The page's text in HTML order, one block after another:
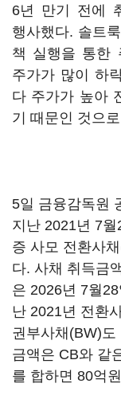
6년 만기 전에
행사했다. 솔트
책 실행을 통한
주가가 많이 하
다 주가가 높아
기 때문인 것으
5일 금융감독원
지난 2021년 7
증 사모 전환사
다. 사채 취득금
은 2026년 7월
난 2021년 전환
권부사채(BW)
금액은 CB와 같
를 합하면 80억